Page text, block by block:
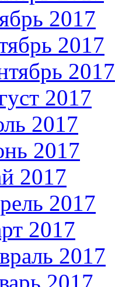
2017
2017
2017
2017
2017
2017
2017
2017
2017
2017
2017